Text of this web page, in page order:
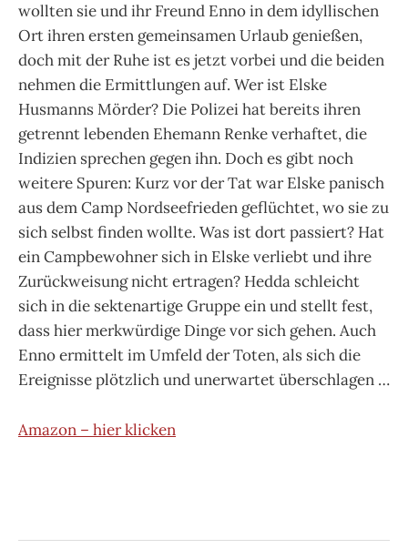
wollten sie und ihr Freund Enno in dem idyllischen
Ort ihren ersten gemeinsamen Urlaub genießen,
doch mit der Ruhe ist es jetzt vorbei und die beiden
nehmen die Ermittlungen auf. Wer ist Elske
Husmanns Mörder? Die Polizei hat bereits ihren
getrennt lebenden Ehemann Renke verhaftet, die
Indizien sprechen gegen ihn. Doch es gibt noch
weitere Spuren: Kurz vor der Tat war Elske panisch
aus dem Camp Nordseefrieden geflüchtet, wo sie zu
sich selbst finden wollte. Was ist dort passiert? Hat
ein Campbewohner sich in Elske verliebt und ihre
Zurückweisung nicht ertragen? Hedda schleicht
sich in die sektenartige Gruppe ein und stellt fest,
dass hier merkwürdige Dinge vor sich gehen. Auch
Enno ermittelt im Umfeld der Toten, als sich die
Ereignisse plötzlich und unerwartet überschlagen …
Amazon – hier klicken